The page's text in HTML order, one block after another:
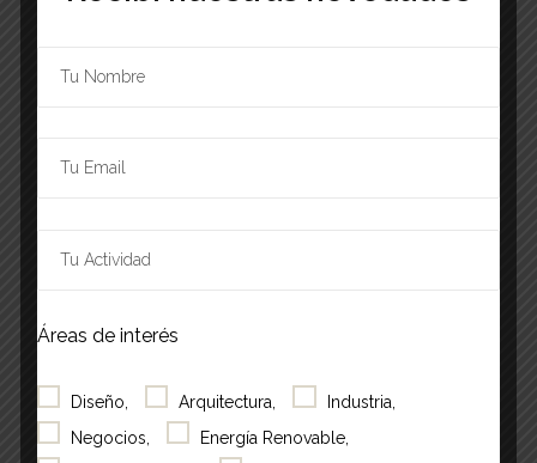
Select
date.
Subscribe to calendar
Áreas de interés
Diseño, Arquitectura,
Industria,
Negocios,
Energía Renovable,